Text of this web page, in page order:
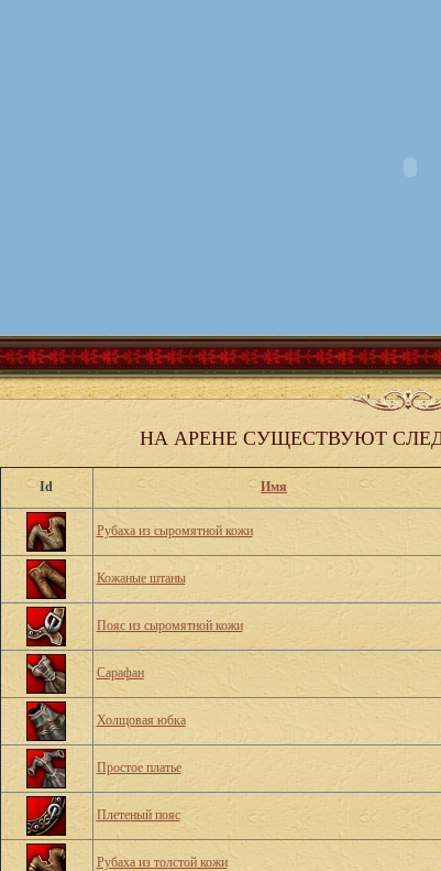
НА АРЕНЕ СУЩЕСТВУЮТ
Id Имя
Рубаха из сыромятной кожи
Кожаные штаны
Пояс из сыромятной кожи
Сарафан
Холщовая юбка
Простое платье
Плетеный пояс
Рубаха из толстой кожи